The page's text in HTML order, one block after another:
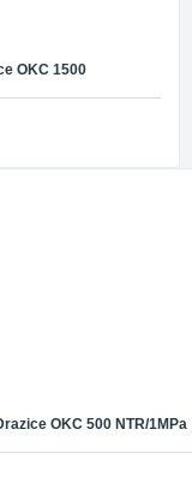
OKC 1500
OKC 500 NTR/1MPa